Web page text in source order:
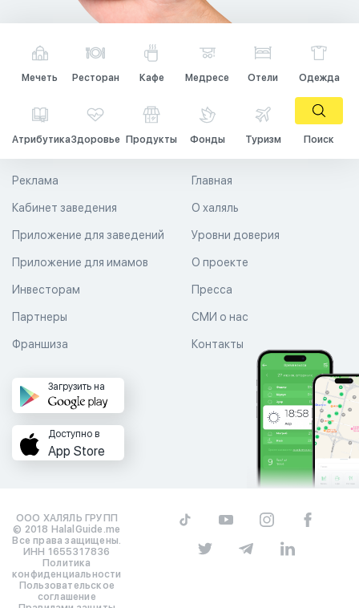
Мечеть Ресторан Кафе Медресе Отели Одежда
АтрибутикаЗдоровье Продукты Фонды Туризм Поиск
Главная
О халяль
Уровни доверия
Реклама
Кабинет заведения
Приложение для заведений
Приложение для имамов О проекте
Пресса
СМИ о нас
Контакты
Инвесторам
Партнеры
Франшиза
Загрузить на
Доступно в
App Store
ООО ХАЛЯЛЬ ГРУПП
© 2018 HalalGuide.me
Все права защищены.
ИНН 1655317836
Политика
конфиденциальности
Пользовательское
соглашение